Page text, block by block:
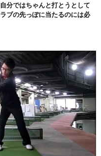
分ではちゃんと打とうとして
ブの先っぽに当たるのには必